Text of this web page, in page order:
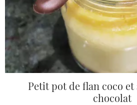
Petit pot de flan coco
chocolat